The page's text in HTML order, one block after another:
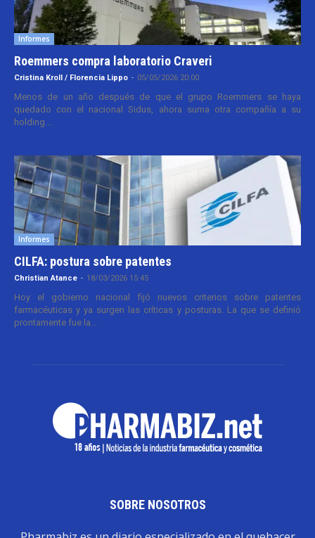
Informes
Roemmers compra laboratorio Craveri
Cristina Kroll / Florencia Lippo - 05/05/2026 20:00
Menos de un año después de que el grupo Roemmers se haya
quedado con el nacional Sidus, ahora suma otra compañía a su
holding....
Informes
CILFA: postura sobre patentes
Christian Atance - 18/03/2026 15:45
Hoy el gobierno nacional fijó nuevos criterios sobre patentes
farmacéuticas y ya surgen las críticas y posturas. La que se definió
prontamente fue la...
SOBRE NOSOTROS